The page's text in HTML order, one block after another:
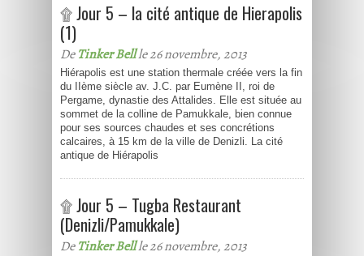
۩ Jour 5 – la cité antique de Hierapolis
(1)
DeTinker Bellle 26 novembre, 2013
Hiérapolis est une station thermale créée vers la fin
du IIème siècle av. J.C. par Eumène II, roi de
Pergame, dynastie des Attalides. Elle est située au
sommet de la colline de Pamukkale, bien connue
pour ses sources chaudes et ses concrétions
calcaires, à 15 km de la ville de Denizli. La cité
antique de Hiérapolis
۩ Jour 5 – Tugba Restaurant
(Denizli/Pamukkale)
DeTinker Bellle 26 novembre, 2013